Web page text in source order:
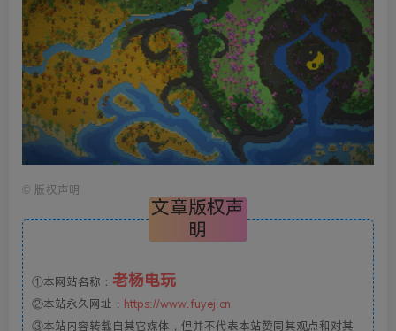
© 版权声明
文章版权声
明
①本网站名称： 老杨电玩
②本站永久网址： https://www.fuyej.cn
③本站内容转载自其它媒体，但并不代表本站赞同其观点和对其